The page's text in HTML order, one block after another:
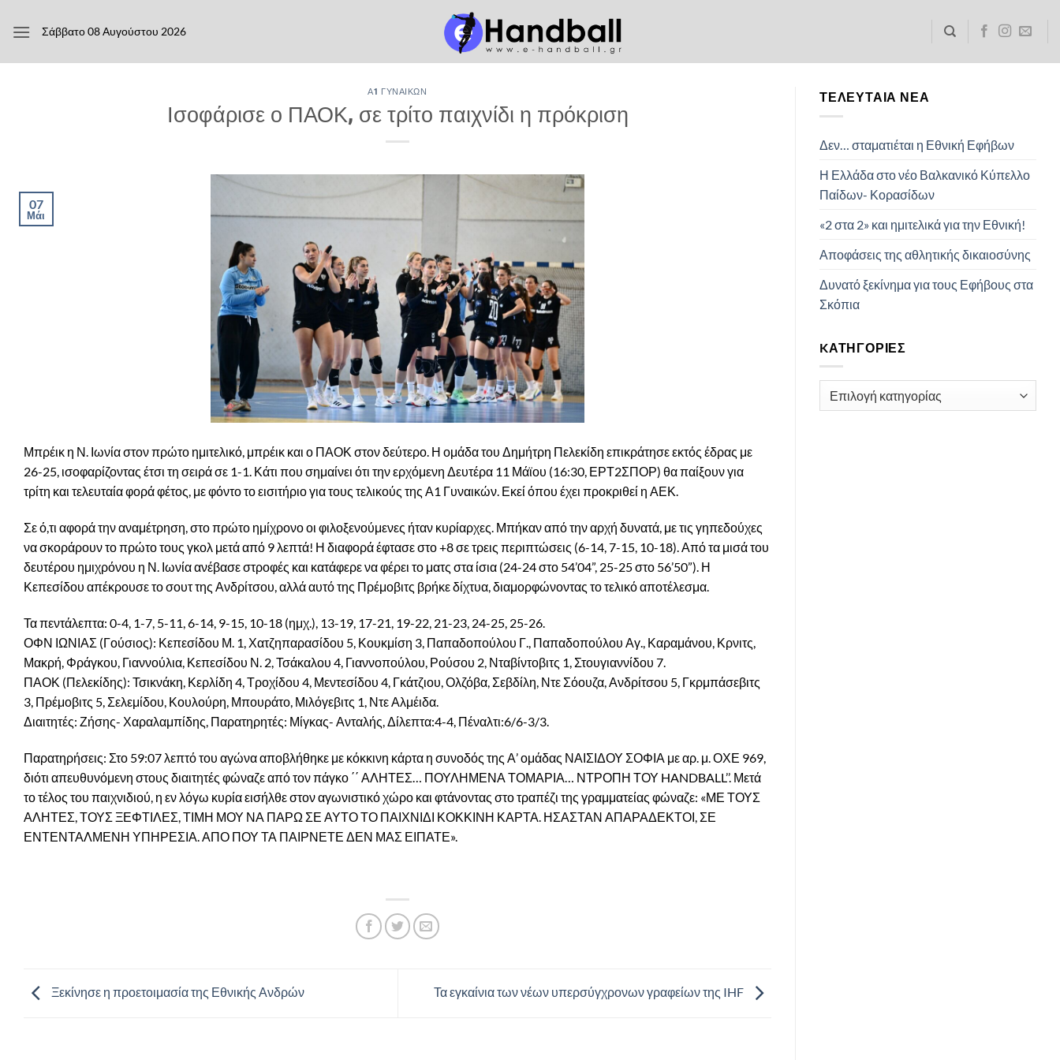
στο
Σάββατο 08 Αυγούστου 2026
Α1 ΓΥΝΑΙΚΏΝ
Ισοφάρισε ο ΠΑΟΚ, σε τρίτο παιχνίδι η πρόκριση
07
Μάι
Μπρέικ η Ν. Ιωνία στον πρώτο ημιτελικό, μπρέικ και ο ΠΑΟΚ στον δεύτερο. Η ομάδα του Δημήτρη Πελεκίδη επικράτησε εκτός έδρας με
26-25, ισοφαρίζοντας έτσι τη σειρά σε 1-1. Κάτι που σημαίνει ότι την ερχόμενη Δευτέρα 11 Μάϊου (16:30, ΕΡΤ2ΣΠΟΡ) θα παίξουν για
τρίτη και τελευταία φορά φέτος, με φόντο το εισιτήριο για τους τελικούς της Α1 Γυναικών. Εκεί όπου έχει προκριθεί η ΑΕΚ.
Σε ό,τι αφορά την αναμέτρηση, στο πρώτο ημίχρονο οι φιλοξενούμενες ήταν κυρίαρχες. Μπήκαν από την αρχή δυνατά, με τις γηπεδούχες
να σκοράρουν το πρώτο τους γκολ μετά από 9 λεπτά! Η διαφορά έφτασε στο +8 σε τρεις περιπτώσεις (6-14, 7-15, 10-18). Από τα μισά του
δευτέρου ημιχρόνου η Ν. Ιωνία ανέβασε στροφές και κατάφερε να φέρει το ματς στα ίσια (24-24 στο 54’04”, 25-25 στο 56’50”). Η
Κεπεσίδου απέκρουσε το σουτ της Ανδρίτσου, αλλά αυτό της Πρέμοβιτς βρήκε δίχτυα, διαμορφώνοντας το τελικό αποτέλεσμα.
Τα πεντάλεπτα: 0-4, 1-7, 5-11, 6-14, 9-15, 10-18 (ημχ.), 13-19, 17-21, 19-22, 21-23, 24-25, 25-26.
ΟΦΝ ΙΩΝΙΑΣ (Γούσιος): Κεπεσίδου Μ. 1, Χατζηπαρασίδου 5, Κουκμίση 3, Παπαδοπούλου Γ., Παπαδοπούλου Αγ., Καραμάνου, Κρνιτς,
Μακρή, Φράγκου, Γιαννούλια, Κεπεσίδου Ν. 2, Τσάκαλου 4, Γιαννοπούλου, Ρούσου 2, Νταβίντοβιτς 1, Στουγιαννίδου 7.
ΠΑΟΚ (Πελεκίδης): Τσικνάκη, Κερλίδη 4, Τροχίδου 4, Μεντεσίδου 4, Γκάτζιου, Ολζόβα, Σεβδίλη, Ντε Σόουζα, Ανδρίτσου 5, Γκρμπάσεβιτς
3, Πρέμοβιτς 5, Σελεμίδου, Κουλούρη, Μπουράτο, Μιλόγεβιτς 1, Ντε Αλμέιδα.
Διαιτητές: Ζήσης- Χαραλαμπίδης, Παρατηρητές: Μίγκας- Ανταλής, Δίλεπτα:4-4, Πέναλτι:6/6-3/3.
Παρατηρήσεις: Στο 59:07 λεπτό του αγώνα αποβλήθηκε με κόκκινη κάρτα η συνοδός της Α’ ομάδας ΝΑΙΣΙΔΟΥ ΣΟΦΙΑ με αρ. μ. ΟΧΕ 969,
διότι απευθυνόμενη στους διαιτητές φώναζε από τον πάγκο ΄΄ ΑΛΗΤΕΣ… ΠΟΥΛΗΜΕΝΑ ΤΟΜΑΡΙΑ… ΝΤΡΟΠΗ ΤΟΥ HANDBALL’’. Μετά
το τέλος του παιχνιδιού, η εν λόγω κυρία εισήλθε στον αγωνιστικό χώρο και φτάνοντας στο τραπέζι της γραμματείας φώναζε: «ΜΕ ΤΟΥΣ
ΑΛΗΤΕΣ, ΤΟΥΣ ΞΕΦΤΙΛΕΣ, ΤΙΜΗ ΜΟΥ ΝΑ ΠΑΡΩ ΣΕ ΑΥΤΟ ΤΟ ΠΑΙΧΝΙΔΙ ΚΟΚΚΙΝΗ ΚΑΡΤΑ. ΗΣΑΣΤΑΝ ΑΠΑΡΑΔΕΚΤΟΙ, ΣΕ
ΕΝΤΕΝΤΑΛΜΕΝΗ ΥΠΗΡΕΣΙΑ. ΑΠΟ ΠΟΥ ΤΑ ΠΑΙΡΝΕΤΕ ΔΕΝ ΜΑΣ ΕΙΠΑΤΕ».
Ξεκίνησε η προετοιμασία της Εθνικής Ανδρών Τα εγκαίνια των νέων υπερσύγχρονων γραφείων της IHF
ΤΕΛΕΥΤΑΊΑ ΝΈΑ
Δεν… σταματιέται η Εθνική Εφήβων
Η Ελλάδα στο νέο Βαλκανικό Κύπελλο
Παίδων- Κορασίδων
«2 στα 2» και ημιτελικά για την Εθνική!
Αποφάσεις της αθλητικής δικαιοσύνης
Δυνατό ξεκίνημα για τους Εφήβους στα
Σκόπια
KΑΤΗΓΟΡΊΕΣ
Kατηγορίες